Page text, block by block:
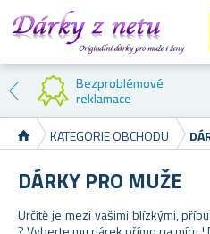
Bezproblémové
reklamace
KATEGORIE OBCHODU
DÁRKY PRO MUŽE
Určitě je mezi vašimi blízkými,